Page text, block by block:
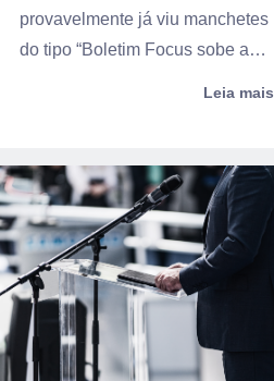
provavelmente já viu manchetes
do tipo “Boletim Focus sobe a
Leia mais